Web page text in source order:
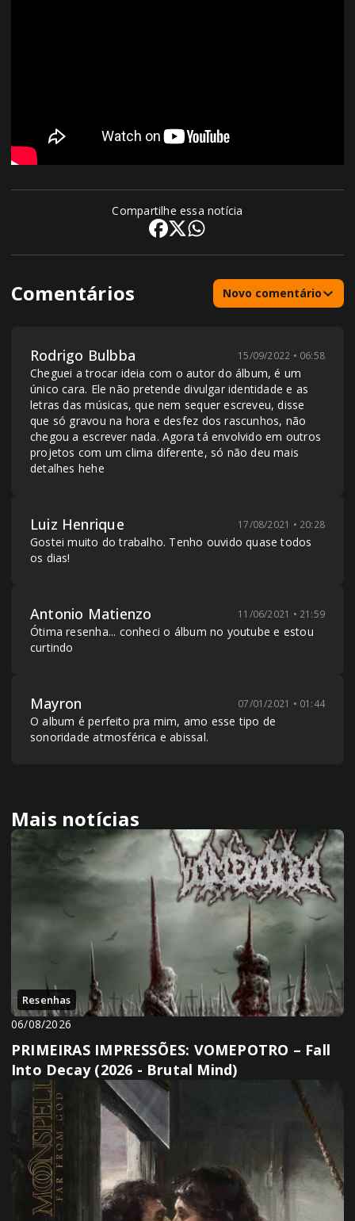
Compartilhe essa notícia
Comentários Novo comentário
Cheguei a trocar ideia com o autor do álbum, é um
único cara. Ele não pretende divulgar identidade e as
letras das músicas, que nem sequer escreveu, disse
que só gravou na hora e desfez dos rascunhos, não
chegou a escrever nada. Agora tá envolvido em outros
projetos com um clima diferente, só não deu mais
detalhes hehe
Rodrigo Bulbba 15/09/2022 • 06:58
Gostei muito do trabalho. Tenho ouvido quase todos
os dias!
Luiz Henrique 17/08/2021 • 20:28
Ótima resenha... conheci o álbum no youtube e estou
curtindo
Antonio Matienzo 11/06/2021 • 21:59
O album é perfeito pra mim, amo esse tipo de
sonoridade atmosférica e abissal.
Mayron 07/01/2021 • 01:44
Mais notícias
Resenhas
06/08/2026
PRIMEIRAS IMPRESSÕES: VOMEPOTRO – Fall
Into Decay (2026 - Brutal Mind)